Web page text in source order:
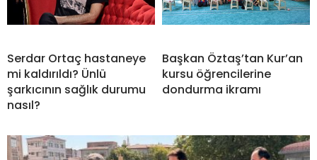
Serdar Ortaç hastaneye
mi kaldırıldı? Ünlü
şarkıcının sağlık durumu
nasıl?
Başkan Öztaş’tan Kur’an
kursu öğrencilerine
dondurma ikramı